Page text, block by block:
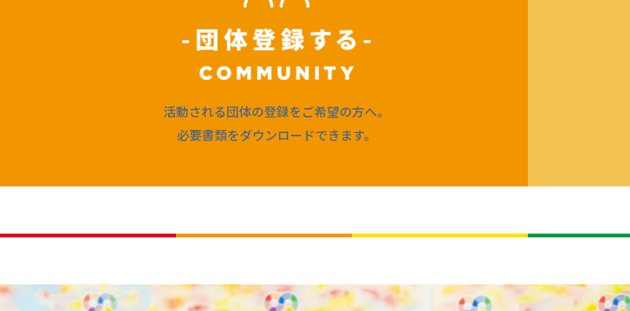
活動される団体の登録をご希望の方へ。
必要書類をダウンロードできます。